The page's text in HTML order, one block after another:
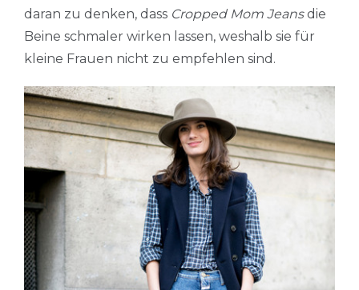
daran zu denken, dass Cropped Mom Jeansdie
Beine schmaler wirken lassen, weshalb sie für
kleine Frauen nicht zu empfehlen sind.